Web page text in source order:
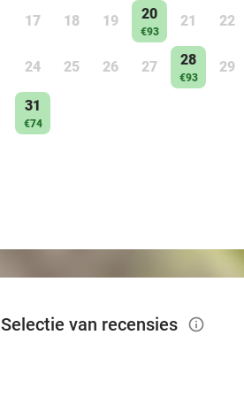
17 18 19 20
€93
21 22
24 25 26 27 28
€93
29
31
€74
Selectie van recensies info_outlined